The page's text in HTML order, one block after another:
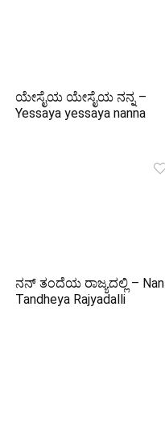
ಯೇಸೈಯ ಯೇಸೈಯ ನನ್ನ –
Yessaya yessaya nanna
ನನ್ ತಂದೆಯ ರಾಜ್ಯದಲ್ಲಿ – Nan
Tandheya Rajyadalli